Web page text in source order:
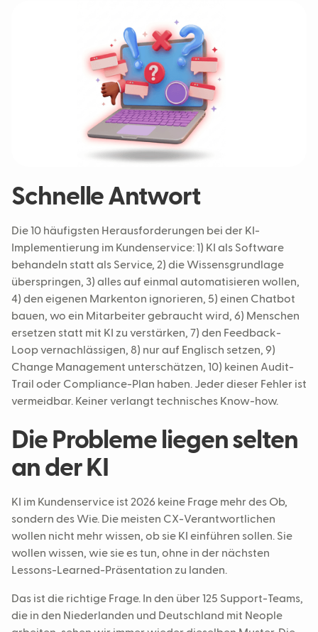
Schnelle Antwort
Die 10 häufigsten Herausforderungen bei der KI-
Implementierung im Kundenservice: 1) KI als Software
behandeln statt als Service, 2) die Wissensgrundlage
überspringen, 3) alles auf einmal automatisieren wollen,
4) den eigenen Markenton ignorieren, 5) einen Chatbot
bauen, wo ein Mitarbeiter gebraucht wird, 6) Menschen
ersetzen statt mit KI zu verstärken, 7) den Feedback-
Loop vernachlässigen, 8) nur auf Englisch setzen, 9)
Change Management unterschätzen, 10) keinen Audit-
Trail oder Compliance-Plan haben. Jeder dieser Fehler ist
vermeidbar. Keiner verlangt technisches Know-how.
Die Probleme liegen selten
an der KI
KI im Kundenservice ist 2026 keine Frage mehr des Ob,
sondern des Wie. Die meisten CX-Verantwortlichen
wollen nicht mehr wissen, ob sie KI einführen sollen. Sie
wollen wissen, wie sie es tun, ohne in der nächsten
Lessons-Learned-Präsentation zu landen.
Das ist die richtige Frage. In den über 125 Support-Teams,
die in den Niederlanden und Deutschland mit Neople